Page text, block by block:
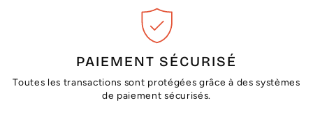
PAIEMENT SÉCURISÉ
Toutes les transactions sont protégées grâce à des systèmes
de paiement sécurisés.